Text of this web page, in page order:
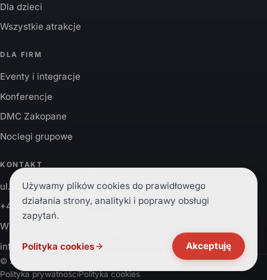
Dla dzieci
Wszystkie atrakcje
DLA FIRM
Eventy i integracje
Konferencje
DMC Zakopane
Noclegi grupowe
KONTAKT
ul. Zaruskiego 1, 34-500 Zakopane
+48 785 200 003
WhatsApp:
info@cot.pl
© 2026 Grupa COT. Wszystkie prawa zastrzeżone.
Polityka prywatnościPolityka cookies
Używamy plików cookies do prawidłowego
działania strony, analityki i poprawy obsługi
zapytań.
Polityka cookies Akceptuję